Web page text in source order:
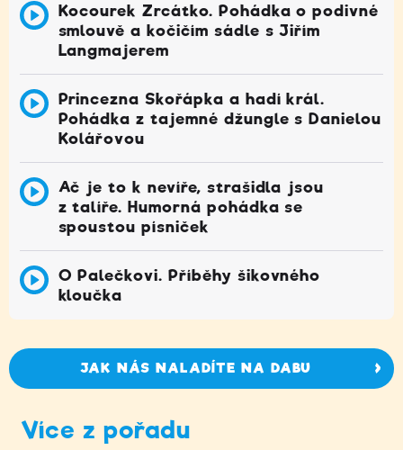
Kocourek Zrcátko. Pohádka o podivné
smlouvě a kočičím sádle s Jiřím
Langmajerem
Princezna Skořápka a hadí král.
Pohádka z tajemné džungle s Danielou
Kolářovou
Ač je to k nevíře, strašidla jsou
z talíře. Humorná pohádka se
spoustou písniček
O Palečkovi. Příběhy šikovného
kloučka
JAK NÁS NALADÍTE NA DABU
Více z pořadu